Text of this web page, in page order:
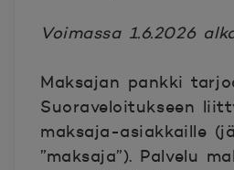
Voimassa 1.6.2026
Maksajan pankki
Suoraveloitukseen
maksaja-asiakkaille
”maksaja”). Palvelu